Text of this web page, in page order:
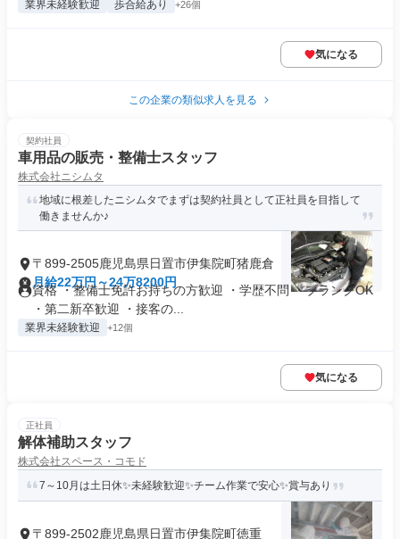
業界未経験歓迎 歩合給あり +26個
気になる
この企業の類似求人を見る
契約社員
車用品の販売・整備士スタッフ
株式会社ニシムタ
地域に根差したニシムタでまずは契約社員として正社員を目指して
働きませんか♪
〒899-2505鹿児島県日置市伊集院町猪鹿倉
月給22万円～24万8200円
資格 ・整備士免許お持ちの方歓迎 ・学歴不問 ・ブランクOK
・第二新卒歓迎 ・接客の...
業界未経験歓迎 +12個
気になる
正社員
解体補助スタッフ
株式会社スペース・コモド
7～10月は土日休✨未経験歓迎✨チーム作業で安心✨賞与あり
〒899-2502鹿児島県日置市伊集院町徳重